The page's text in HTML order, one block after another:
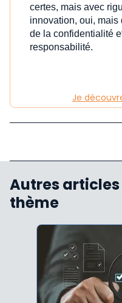
certes, mais avec
innovation, oui, mais
de la confidentialité
responsabilité.
Je
Autres
thème